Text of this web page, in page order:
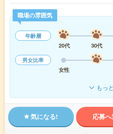
職場の雰囲気
年齢層
20代
30代
男女比率
女性
もっ
気になる! 応募